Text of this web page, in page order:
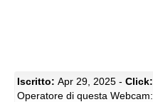
Iscritto: Apr 29, 2025 - Click:
Operatore di questa Webcam: